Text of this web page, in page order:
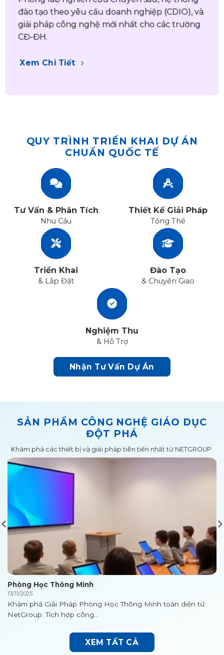
đào tạo theo yêu cầu doanh nghiệp (CDIO), và
giải pháp công nghệ mới nhất cho các trường
CĐ-ĐH.
Xem Chi Tiết
QUY TRÌNH TRIỂN KHAI DỰ ÁN
CHUẨN QUỐC TẾ
Tư Vấn & Phân Tích
Nhu Cầu
Thiết Kế Giải Pháp
Tổng Thể
Triển Khai
& Lắp Đặt
Đào Tạo
& Chuyển Giao
Nghiệm Thu
& Hỗ Trợ
Nhận Tư Vấn Dự Án
SẢN PHẨM CÔNG NGHỆ GIÁO DỤC
ĐỘT PHÁ
Khám phá các thiết bị và giải pháp tiên tiến nhất từ NETGROUP.
Phòng Học Thông Minh
13/11/2025
Khám phá Giải Pháp Phòng Học Thông Minh toàn diện từ
NetGroup. Tích hợp công...
XEM TẤT CẢ